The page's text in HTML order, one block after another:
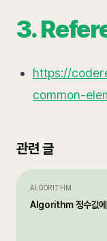
3.
https://
common-
관련 글
ALGORITHM
Algorithm 정수값에